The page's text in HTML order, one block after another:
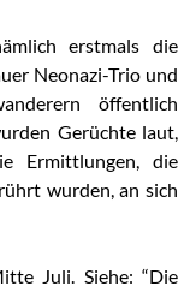
erstmals die
Neonazi-Trio und
öffentlich
Gerüchte laut,
Ermittlungen, die
wurden, an sich
Juli. Siehe: “Die